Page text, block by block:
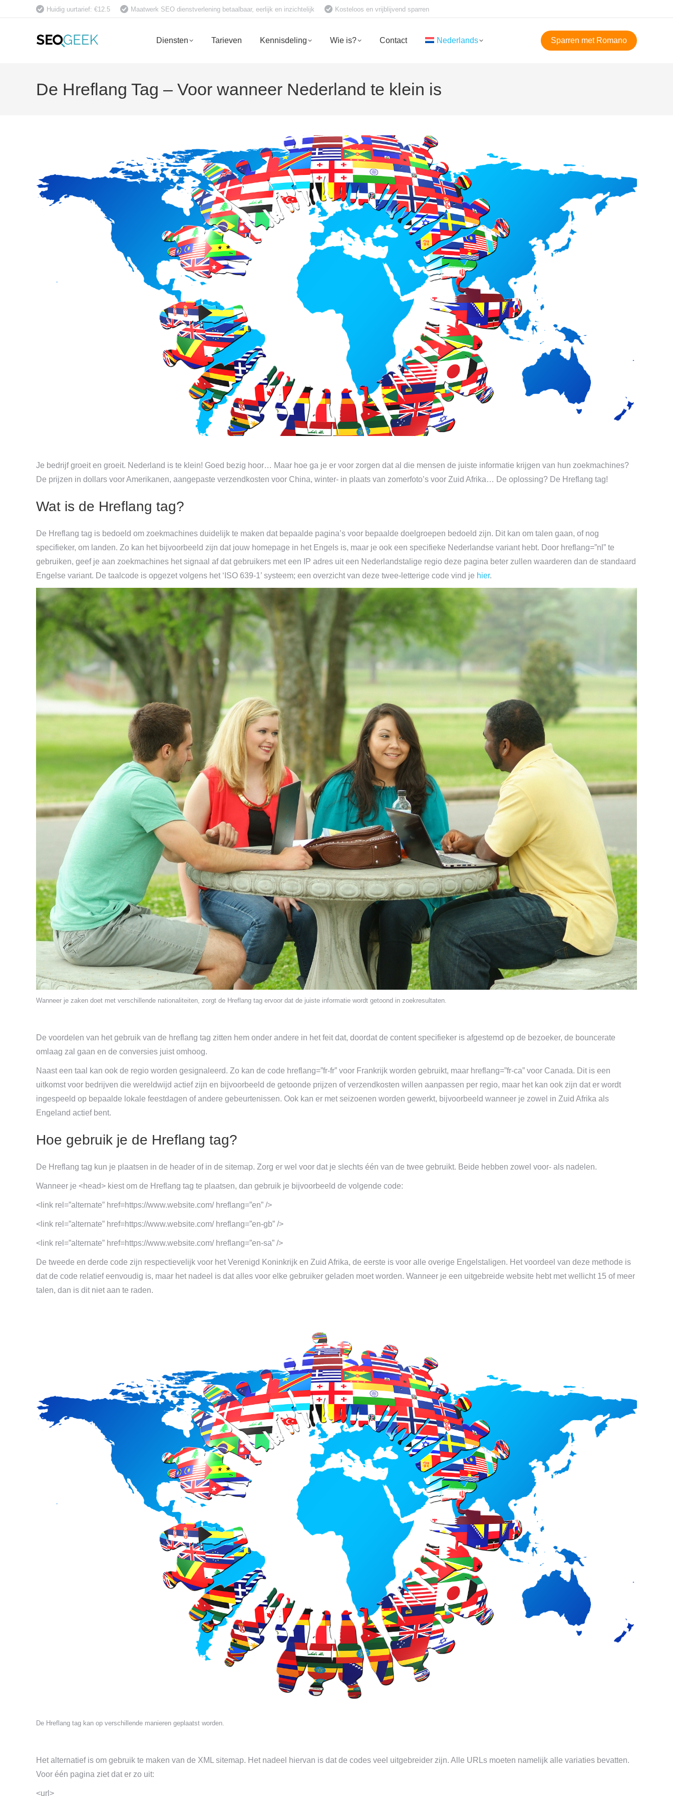
Huidig uurtarief: €12.5 Maatwerk SEO dienstverlening betaalbaar, eerlijk en inzichtelijk Kosteloos en vrijblijvend sparren
Diensten Tarieven Kennisdeling Wie is? Contact Nederlands Sparren met Romano
De Hreflang Tag – Voor wanneer Nederland te klein is
Je bedrijf groeit en groeit. Nederland is te klein! Goed bezig hoor… Maar hoe ga je er voor zorgen dat al die mensen de juiste informatie krijgen van hun zoekmachines?
De prijzen in dollars voor Amerikanen, aangepaste verzendkosten voor China, winter- in plaats van zomerfoto’s voor Zuid Afrika… De oplossing? De Hreflang tag!
Wat is de Hreflang tag?
De Hreflang tag is bedoeld om zoekmachines duidelijk te maken dat bepaalde pagina’s voor bepaalde doelgroepen bedoeld zijn. Dit kan om talen gaan, of nog
specifieker, om landen. Zo kan het bijvoorbeeld zijn dat jouw homepage in het Engels is, maar je ook een specifieke Nederlandse variant hebt. Door hreflang=”nl” te
gebruiken, geef je aan zoekmachines het signaal af dat gebruikers met een IP adres uit een Nederlandstalige regio deze pagina beter zullen waarderen dan de standaard
Engelse variant. De taalcode is opgezet volgens het ‘ISO 639-1’ systeem; een overzicht van deze twee-letterige code vind je hier.
Wanneer je zaken doet met verschillende nationaliteiten, zorgt de Hreflang tag ervoor dat de juiste informatie wordt getoond in zoekresultaten.
De voordelen van het gebruik van de hreflang tag zitten hem onder andere in het feit dat, doordat de content specifieker is afgestemd op de bezoeker, de bouncerate
omlaag zal gaan en de conversies juist omhoog.
Naast een taal kan ook de regio worden gesignaleerd. Zo kan de code hreflang=”fr-fr” voor Frankrijk worden gebruikt, maar hreflang=”fr-ca” voor Canada. Dit is een
uitkomst voor bedrijven die wereldwijd actief zijn en bijvoorbeeld de getoonde prijzen of verzendkosten willen aanpassen per regio, maar het kan ook zijn dat er wordt
ingespeeld op bepaalde lokale feestdagen of andere gebeurtenissen. Ook kan er met seizoenen worden gewerkt, bijvoorbeeld wanneer je zowel in Zuid Afrika als
Engeland actief bent.
Hoe gebruik je de Hreflang tag?
De Hreflang tag kun je plaatsen in de header of in de sitemap. Zorg er wel voor dat je slechts één van de twee gebruikt. Beide hebben zowel voor- als nadelen.
Wanneer je <head> kiest om de Hreflang tag te plaatsen, dan gebruik je bijvoorbeeld de volgende code:
<link rel=”alternate” href=https://www.website.com/ hreflang=”en” />
<link rel=”alternate” href=https://www.website.com/ hreflang=”en-gb” />
<link rel=”alternate” href=https://www.website.com/ hreflang=”en-sa” />
De tweede en derde code zijn respectievelijk voor het Verenigd Koninkrijk en Zuid Afrika, de eerste is voor alle overige Engelstaligen. Het voordeel van deze methode is
dat de code relatief eenvoudig is, maar het nadeel is dat alles voor elke gebruiker geladen moet worden. Wanneer je een uitgebreide website hebt met wellicht 15 of meer
talen, dan is dit niet aan te raden.
De Hreflang tag kan op verschillende manieren geplaatst worden.
Het alternatief is om gebruik te maken van de XML sitemap. Het nadeel hiervan is dat de codes veel uitgebreider zijn. Alle URLs moeten namelijk alle variaties bevatten.
Voor één pagina ziet dat er zo uit:
<url>